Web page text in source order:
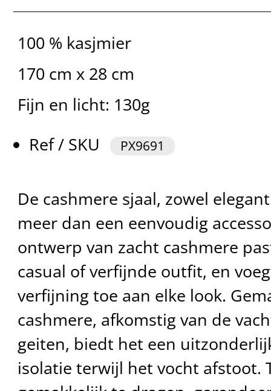
100 % kasjmier
170 cm x 28 cm
Fijn en licht: 130g
Ref / SKU
PX9691
De cashmere sjaal, zowel
meer dan een eenvoudig
ontwerp van zacht cashmere
casual of verfijnde outfit, en
verfijning toe aan elke look.
cashmere, afkomstig van de
geiten, biedt het een
isolatie terwijl het vocht afstoot.